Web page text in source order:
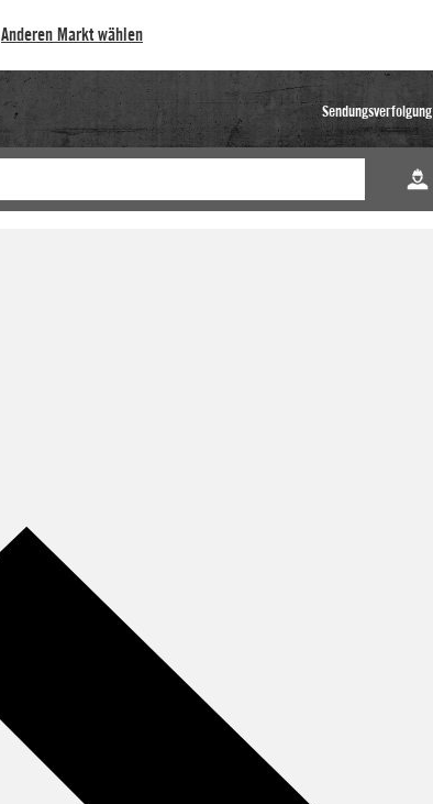
Anderen Markt wählen
Sendungsverfolgung